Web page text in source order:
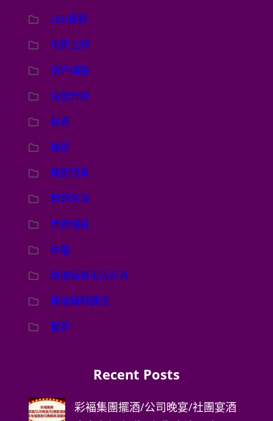
LED舞獅
南獅北獅
商戶開張
婚宴舞獅
採青
舞獅
舞獅用具
舞獅表演
舞獅開幕
舞龍
舞龍舞獅用品道具
舞龍舞獅課程
醒獅
Recent Posts
彩褔集團擺酒/公司晚宴/社團宴酒